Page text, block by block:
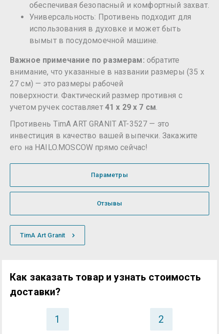
обеспечивая безопасный и комфортный захват.
Универсальность: Противень подходит для
использования в духовке и может быть
вымыт в посудомоечной машине.
Важное примечание по размерам: обратите
внимание, что указанные в названии размеры (35 х
27 см) — это размеры рабочей
поверхности. Фактический размер противня с
учетом ручек составляет 41 х 29 х 7 см.
Противень TimA ART GRANIT AT-3527 — это
инвестиция в качество вашей выпечки. Закажите
его на HAILO.MOSCOW прямо сейчас!
Параметры
Отзывы
TimA Art Granit
Как заказать товар и узнать стоимость
доставки?
1 2